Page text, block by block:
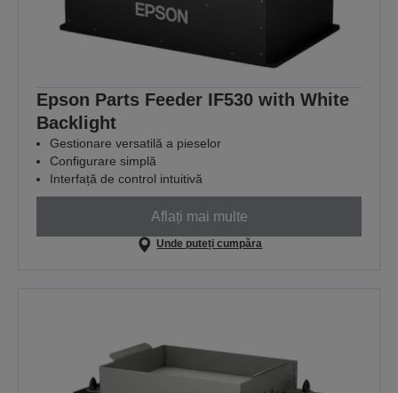
Epson Parts Feeder IF530 with White
Backlight
Gestionare versatilă a pieselor
Configurare simplă
Interfață de control intuitivă
Aflați mai multe
Unde puteți cumpăra